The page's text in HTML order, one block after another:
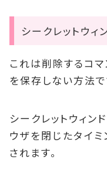
シークレットウィ
これは削除するコ
を保存しない方法で
シークレットウィン
ウザを閉じたタイ
されます。